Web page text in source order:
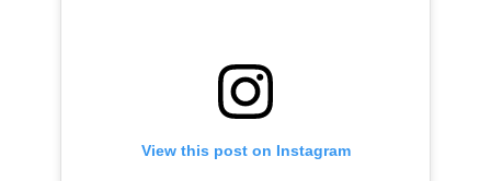
View this post on Instagram